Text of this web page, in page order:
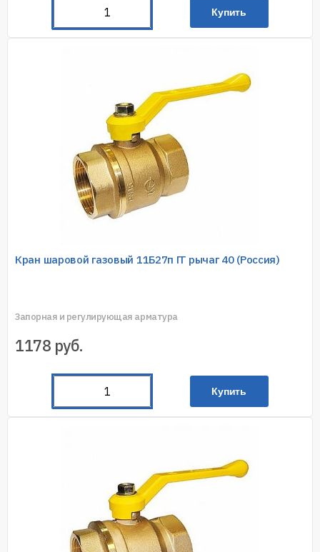
Купить
Кран шаровой газовый 11Б27п ГГ рычаг 40 (Россия)
Запорная и регулирующая арматура
1178 руб.
Купить